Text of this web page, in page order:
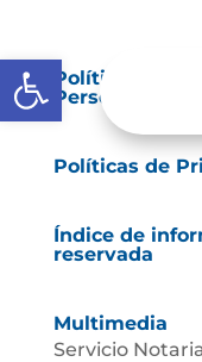
Abrir barra de
Política de
Personales.
Políticas de
Índice de
reservada
Multimedia
Servicio